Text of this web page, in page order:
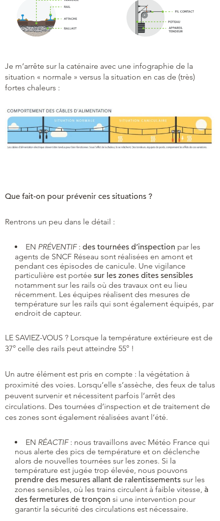
Je m’arrête sur la caténaire avec une infographie de la
situation « normale » versus la situation en cas de (très)
fortes chaleurs :
Que fait-on pour prévenir ces situations ?
Rentrons un peu dans le détail :
EN PRÉVENTIF: des tournées d’inspection par les
agents de SNCF Réseau sont réalisées en amont et
pendant ces épisodes de canicule. Une vigilance
particulière est portée sur les zones dites sensibles
notamment sur les rails où des travaux ont eu lieu
récemment. Les équipes réalisent des mesures de
température sur les rails qui sont également équipés, par
endroit de capteur.
LE SAVIEZ-VOUS ? Lorsque la température extérieure est de
37° celle des rails peut atteindre 55° !
Un autre élément est pris en compte : la végétation à
proximité des voies. Lorsqu’elle s’assèche, des feux de talus
peuvent survenir et nécessitent parfois l’arrêt des
circulations. Des tournées d’inspection et de traitement de
ces zones sont également réalisées avant l’été.
EN RÉACTIF: nous travaillons avec Météo France qui
nous alerte des pics de température et on déclenche
alors de nouvelles tournées sur les zones. Si la
température est jugée trop élevée, nous pouvons
prendre des mesures allant de ralentissements sur les
zones sensibles, où les trains circulent à faible vitesse, à
des fermetures de tronçon si une intervention pour
garantir la sécurité des circulations est nécessaire.